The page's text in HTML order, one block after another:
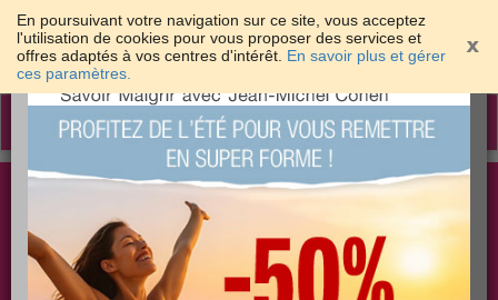
En poursuivant votre navigation sur ce site, vous acceptez
l'utilisation de cookies pour vous proposer des services et
offres adaptés à vos centres d'intérêt. En savoir plus et gérer
ces paramètres.
Toggle
Les meilleures solutions pour maigrir et être bien
dans sa peau
×